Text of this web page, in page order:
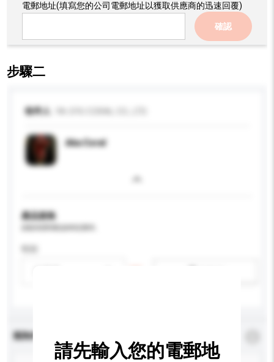
電郵地址(填寫您的公司電郵地址以獲取供應商的迅速回覆)
確認
步驟二
收件人
Aka Coral
產品規格
查詢內容
請先輸入您的電郵地